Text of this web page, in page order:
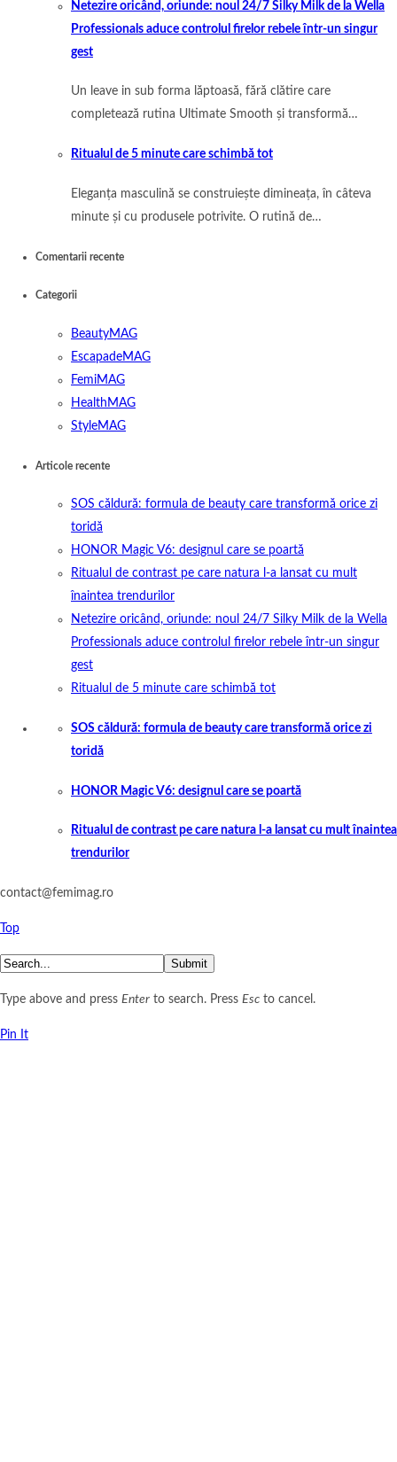
Netezire oricând, oriunde: noul 24/7 Silky Milk de la Wella
Professionals aduce controlul firelor rebele într-un singur
gest
Un leave in sub forma lăptoasă, fără clătire care
completează rutina Ultimate Smooth și transformă…
Ritualul de 5 minute care schimbă tot
Eleganța masculină se construiește dimineața, în câteva
minute și cu produsele potrivite. O rutină de…
Comentarii recente
Categorii
BeautyMAG
EscapadeMAG
FemiMAG
HealthMAG
StyleMAG
Articole recente
SOS căldură: formula de beauty care transformă orice zi
toridă
HONOR Magic V6: designul care se poartă
Ritualul de contrast pe care natura l-a lansat cu mult
înaintea trendurilor
Netezire oricând, oriunde: noul 24/7 Silky Milk de la Wella
Professionals aduce controlul firelor rebele într-un singur
gest
Ritualul de 5 minute care schimbă tot
SOS căldură: formula de beauty care transformă orice zi
toridă
HONOR Magic V6: designul care se poartă
Ritualul de contrast pe care natura l-a lansat cu mult înaintea
trendurilor
contact@femimag.ro
Top
Submit
Type above and press Enter to search. Press Esc to cancel.
Pin It